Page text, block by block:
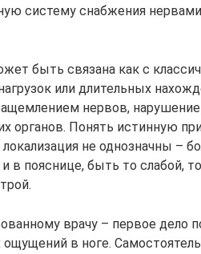
систему снабжения
быть связана как с
или длительных
нервов,
органов. Понять истинную
локализация не однозначны –
в пояснице, быть то слабой,
врачу – первое дело
в ноге.